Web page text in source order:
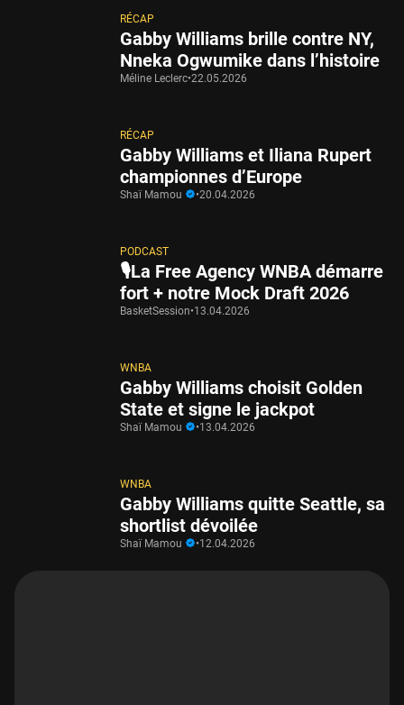
RÉCAP
Gabby Williams brille contre NY,
Nneka Ogwumike dans l’histoire
Méline Leclerc•22.05.2026
RÉCAP
Gabby Williams et Iliana Rupert
championnes d’Europe
Shaï Mamou •20.04.2026
PODCAST
🎙️La Free Agency WNBA démarre
fort + notre Mock Draft 2026
BasketSession•13.04.2026
WNBA
Gabby Williams choisit Golden
State et signe le jackpot
Shaï Mamou •13.04.2026
WNBA
Gabby Williams quitte Seattle, sa
shortlist dévoilée
Shaï Mamou •12.04.2026